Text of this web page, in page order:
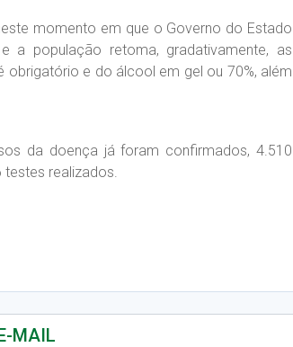
momento em que o Governo do Estado
população retoma, gradativamente, as
e do álcool em gel ou 70%, além
da doença já foram confirmados, 4.510
realizados.